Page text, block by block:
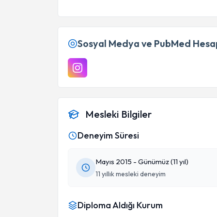
Sosyal Medya ve PubMed
Mesleki Bilgiler
Deneyim Süresi
Mayıs 2015 - Günümüz (11 yıl)
11 yıllık mesleki deneyim
Diploma Aldığı Kurum